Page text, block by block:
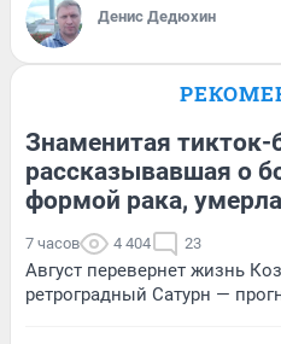
Денис Дедюхин
Знаменитая тикток-
рассказывавшая о
формой рака,
7 часов 4 404 23
Август перевернет жизнь
ретроградный Сатурн —